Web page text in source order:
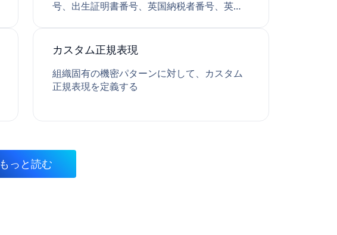
号、出生証明書番号、英国納税者番号、英国
号、米国医薬品コード（NDC）、血液型、車
両識別番号、クレジットカード番号
カスタム正規表現
組織固有の機密パターンに対して、カスタム
正規表現を定義する
もっと読む